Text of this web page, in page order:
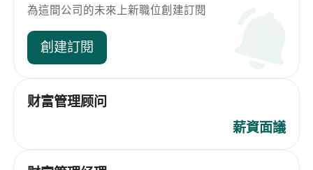
為這間公司的未來上新職位創建訂閱
創建訂閱
财富管理顾问
薪資面議